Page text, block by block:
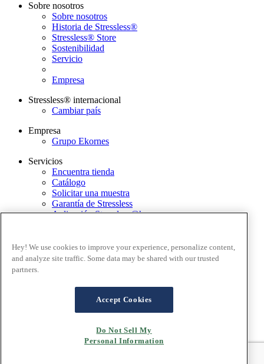
Sobre nosotros
Sobre nosotros
Historia de Stressless®
Stressless® Store
Sostenibilidad
Servicio
Empresa
Stressless® internacional
Cambiar país
Empresa
Grupo Ekornes
Servicios
Encuentra tienda
Catálogo
Solicitar una muestra
Garantía de Stressless
Aplicación Stressless@home
Términos y condiciones
Política de privacidad
Garantía
Proceso de reclamación
Hey! We use cookies to improve your experience, personalize content,
and analyze site traffic. Some data may be shared with our trusted
partners.
Accept Cookies
Do Not Sell My
Personal Information